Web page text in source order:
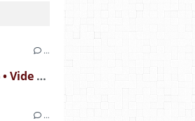
…
Sorèze • Samedi 22 août 2026 • Vide grenier
…